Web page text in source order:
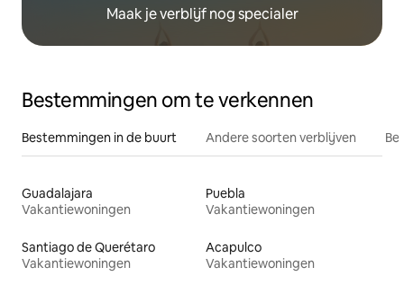
Maak je verblijf nog specialer
Bestemmingen om te verkennen
Bestemmingen in de buurt Andere soorten verblijven
Guadalajara
Vakantiewoningen
Puebla
Vakantiewoningen
Santiago de Querétaro
Vakantiewoningen
Acapulco
Vakantiewoningen